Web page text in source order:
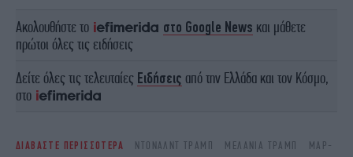
Ακολουθήστε το στο Google News και μάθετε
πρώτοι όλες τις ειδήσεις
Δείτε όλες τις τελευταίες Ειδήσεις από την Ελλάδα και τον Κόσμο,
στο
ΔΙΑΒΑΣΤΕ ΠΕΡΙΣΣΟΤΕΡΑ ΝΤΌΝΑΛΝΤ ΤΡΑΜΠ ΜΕΛΆΝΙΑ ΤΡΑΜΠ
ΜΑΡ-